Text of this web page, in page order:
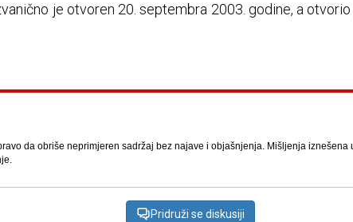
je otvoren 20. septembra 2003. godine, a
da obriše neprimjeren sadržaj bez najave i objašnjenja. Mišljenja iznešena
Pridruži se diskusiji